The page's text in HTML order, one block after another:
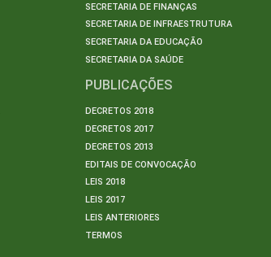
SECRETARIA DE FINANÇAS
SECRETARIA DE INFRAESTRUTURA
SECRETARIA DA EDUCAÇÃO
SECRETARIA DA SAÚDE
PUBLICAÇÕES
DECRETOS 2018
DECRETOS 2017
DECRETOS 2013
EDITAIS DE CONVOCAÇÃO
LEIS 2018
LEIS 2017
LEIS ANTERIORES
TERMOS